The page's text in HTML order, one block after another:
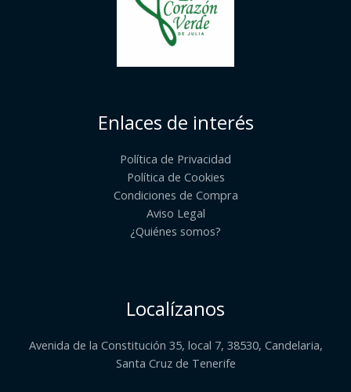
Enlaces de interés
Política de Privacidad
Política de Cookies
Condiciones de Compra
Aviso Legal
¿Quiénes somos?​
Localízanos
Avenida de la Constitución 35, local 7, 38530, Candelaria,
Santa Cruz de Tenerife